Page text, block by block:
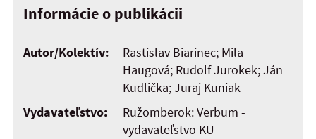
Informácie o publikácii
Autor/Kolektív:
Rastislav Biarinec; Mila
Haugová; Rudolf Jurokek; Ján
Kudlička; Juraj Kuniak
Vydavateľstvo:
Ružomberok: Verbum -
vydavateľstvo KU